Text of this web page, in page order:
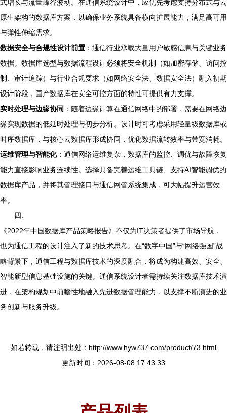
式增长与流量峰谷波动。在通信系统设计中，应优先考虑支持分布式与云
原生架构的数据库方案，以确保业务系统具备横向扩展能力，满足高可用
与弹性伸缩需求。
数据安全与合规性设计前置 ：通信行业承载大量用户敏感信息与关键业务
数据。数据库选型与数据流程设计必须将安全机制（如加密存储、访问控
制、审计追踪）与行业合规要求（如网络安全法、数据安全法）融入初期
设计阶段，国产数据库在安全可控方面的特性可提供有力支撑。
实时处理与边缘协同 ：随着边缘计算在通信网络中的部署，需要在网络边
缘实现数据的低延时处理与初步分析。设计时可考虑采用轻量级数据库或
时序数据库，与核心云数据库形成协同，优化数据流转效率与带宽消耗。
运维管理与智能化：通信网络运维复杂，数据库的监控、调优与故障恢复
能力直接影响业务连续性。选择具备完善运维工具链、支持AI智能调优的
数据库产品，并将其管理接口与通信网管系统集成，可大幅提升运营效
率。
四、
《2022年中国数据库产品策略报告》不仅为IT决策者提供了市场导航，
也为通信工程的设计注入了新的技术思考。在“数字中国”与“网络强国”战
略背景下，通信工程与数据库技术的深度融合，将成为构建高效、安全、
智能新型信息基础设施的关键。通信系统设计者需持续关注数据库技术演
进，在架构规划中前瞻性地融入先进数据管理能力，以支撑不断演进的业
务创新与服务升级。
如若转载，请注明出处：http://www.hyw737.com/product/73.html
更新时间：2026-08-08 17:43:33